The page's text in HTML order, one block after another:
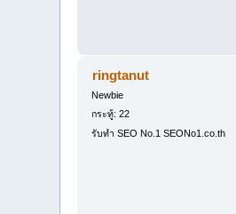
ringtanut
Newbie
กระทู้: 22
รับทำ SEO No.1 SEONo1.co.th